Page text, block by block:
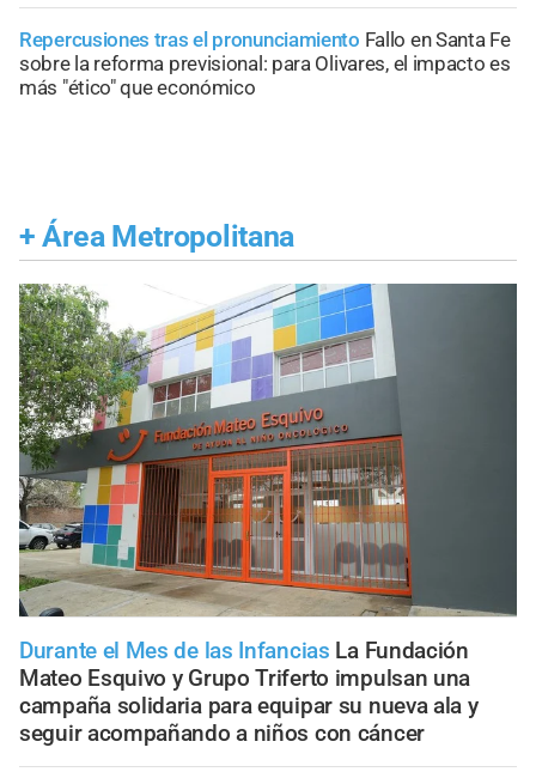
Repercusiones tras el pronunciamiento Fallo en Santa Fe
sobre la reforma previsional: para Olivares, el impacto es
más "ético" que económico
+ Área Metropolitana
Durante el Mes de las Infancias La Fundación
Mateo Esquivo y Grupo Triferto impulsan una
campaña solidaria para equipar su nueva ala y
seguir acompañando a niños con cáncer